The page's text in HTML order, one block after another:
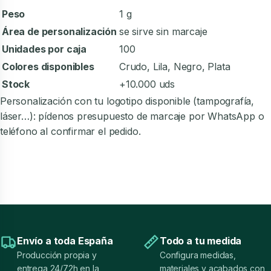
Peso
1 g
Área de personalización se sirve sin marcaje
Unidades por caja
100
Colores disponibles
Crudo, Lila, Negro, Plata
Stock
+10.000 uds
Personalización con tu logotipo disponible (tampografía,
láser…): pídenos presupuesto de marcaje por WhatsApp o
teléfono al confirmar el pedido.
Envío a toda España
Producción propia y
entrega 24/72h en la
Todo a tu medida
Configura medidas,
materiales y acabados con